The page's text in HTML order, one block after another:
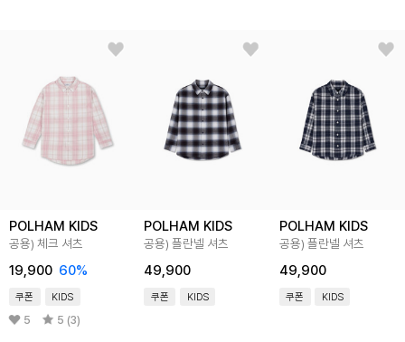
POLHAM KIDS
공용) 체크 셔츠
19,900 60%
쿠폰 KIDS
5 5 (3)
POLHAM KIDS
공용) 플란넬 셔츠
49,900
쿠폰 KIDS
POLHAM KIDS
공용) 플란넬 셔츠
49,900
쿠폰 KIDS